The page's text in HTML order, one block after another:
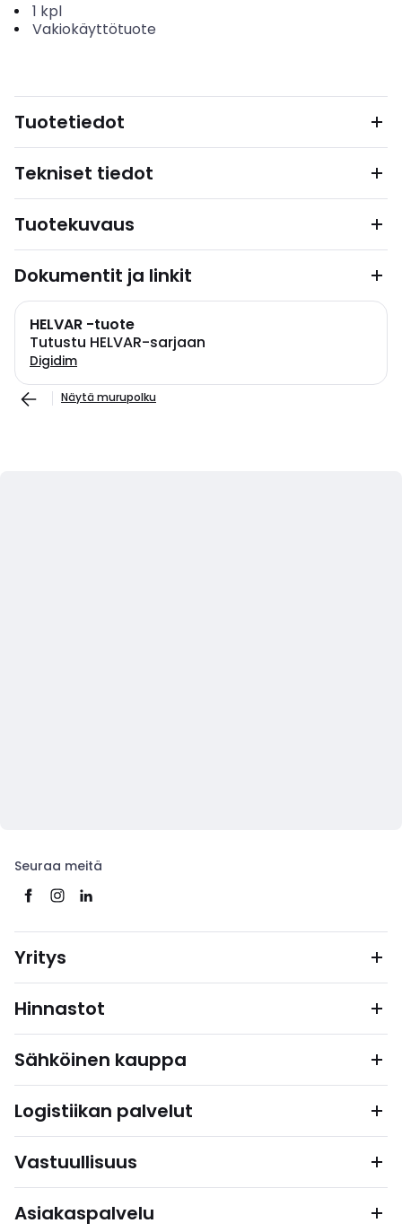
1 kpl
Vakiokäyttötuote
Tuotetiedot
Tekniset tiedot
Tuotekuvaus
Dokumentit ja linkit
HELVAR -tuote
Tutustu HELVAR-sarjaan
Digidim
Näytä murupolku
Seuraa meitä
Yritys
Hinnastot
Sähköinen kauppa
Logistiikan palvelut
Vastuullisuus
Asiakaspalvelu